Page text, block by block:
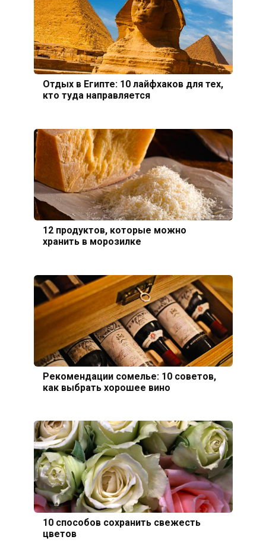
Отдых в Египте: 10 лайфхаков для тех,
кто туда направляется
12 продуктов, которые можно
хранить в морозилке
Рекомендации сомелье: 10 советов,
как выбрать хорошее вино
10 способов сохранить свежесть
цветов